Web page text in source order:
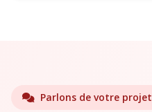
Parlons de votre projet